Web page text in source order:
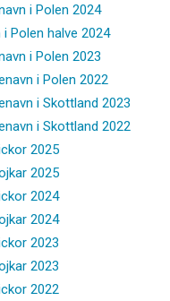
i Polen 2024
Polen halve 2024
i Polen 2023
i Polen 2022
i Skottland 2023
i Skottland 2022
2025
2025
2024
2024
2023
2023
2022